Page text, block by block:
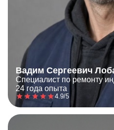
Вадим Сергеевич
Специалист по ремонту
24 года опыта
4.9/5